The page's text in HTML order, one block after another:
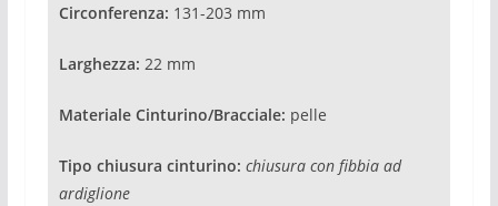
Circonferenza: 131-203 mm
Larghezza: 22 mm
Materiale Cinturino/Bracciale: pelle
Tipo chiusura cinturino: chiusura con fibbia ad
ardiglione